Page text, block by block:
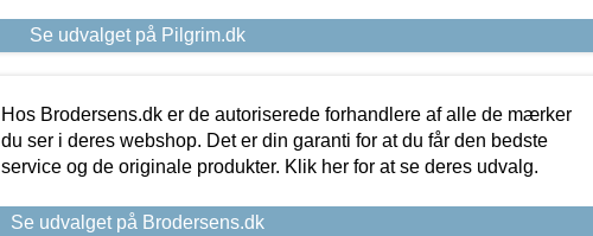
Se udvalget på Pilgrim.dk
Hos Brodersens.dk er de autoriserede forhandlere af alle de mærker
du ser i deres webshop. Det er din garanti for at du får den bedste
service og de originale produkter. Klik her for at se deres udvalg.
Se udvalget på Brodersens.dk